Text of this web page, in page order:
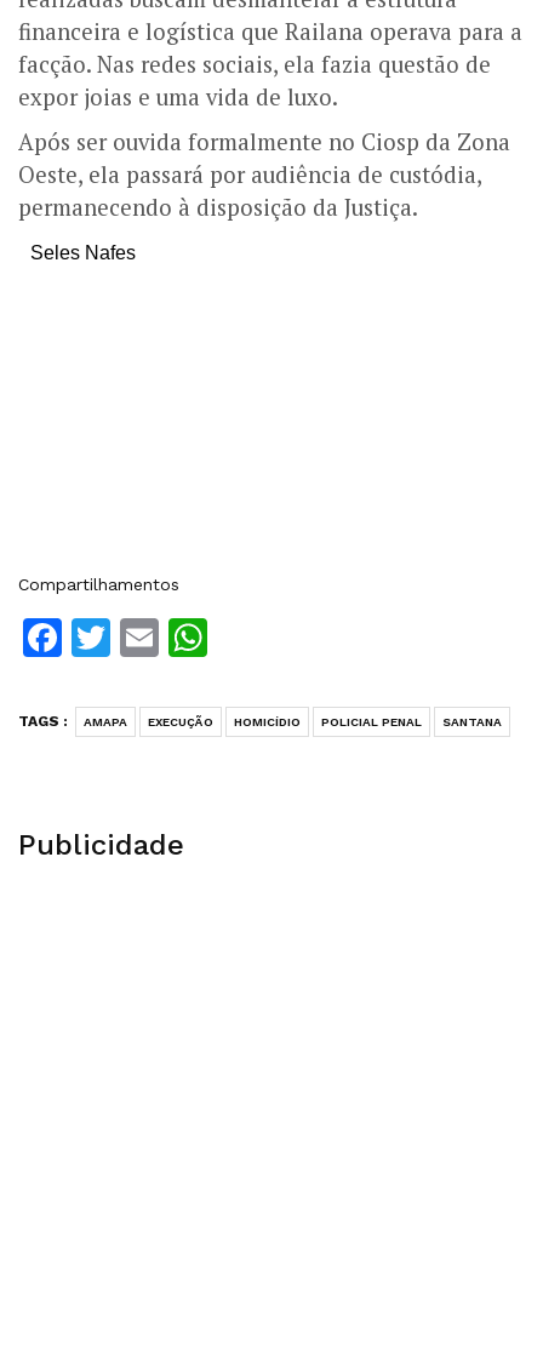
financeira e logística que Railana operava para a
facção. Nas redes sociais, ela fazia questão de
expor joias e uma vida de luxo.
Após ser ouvida formalmente no Ciosp da Zona
Oeste, ela passará por audiência de custódia,
permanecendo à disposição da Justiça.
Seles Nafes
Compartilhamentos
Facebook
Twitter
Email
TAGS : AMAPA EXECUÇÃO HOMICÍDIO POLICIAL PENAL SANTANA
Publicidade